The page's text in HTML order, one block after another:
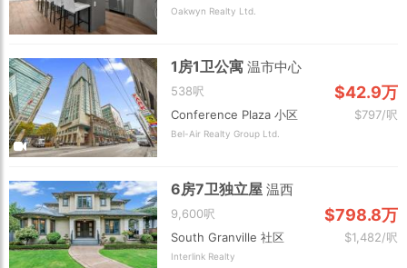
Oakwyn Realty Ltd.
1房1卫公寓温市中心
538呎 $42.9万
Conference Plaza 小区 $797/呎
Bel-Air Realty Group Ltd.
6房7卫独立屋温西
9,600呎 $798.8万
South Granville 社区 $1,482/呎
Interlink Realty